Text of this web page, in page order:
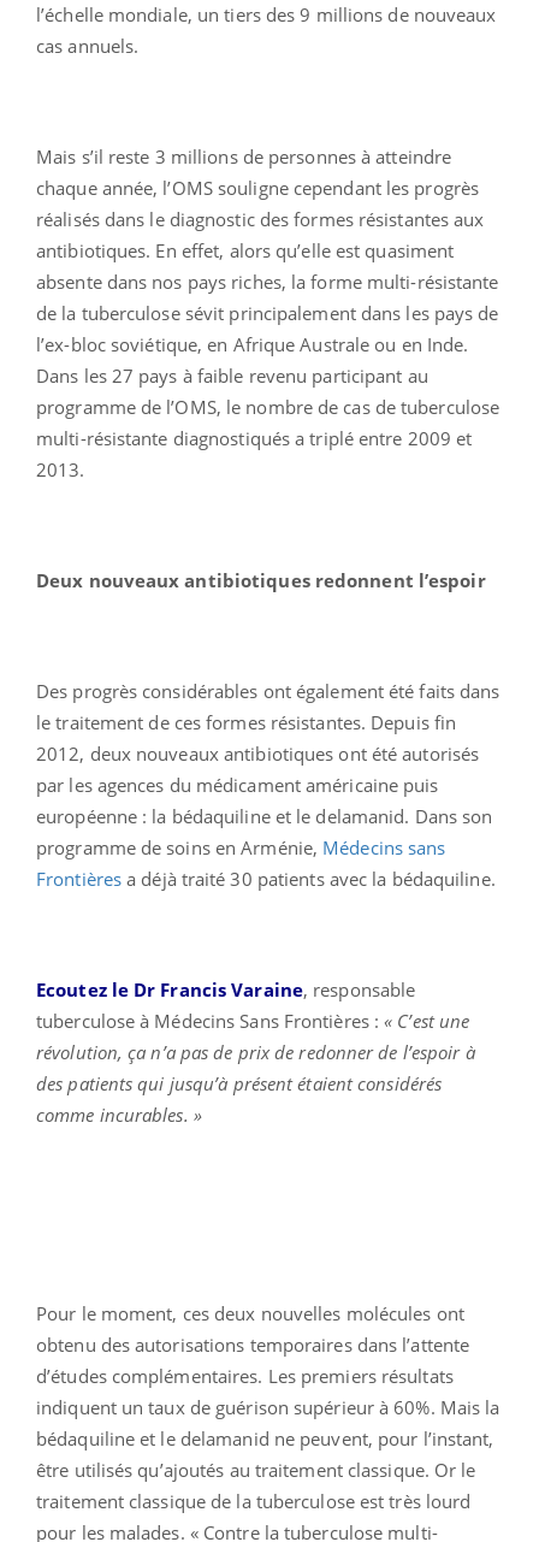
l’échelle mondiale, un tiers des 9 millions de nouveaux
cas annuels.
Mais s’il reste 3 millions de personnes à atteindre
chaque année, l’OMS souligne cependant les progrès
réalisés dans le diagnostic des formes résistantes aux
antibiotiques. En effet, alors qu’elle est quasiment
absente dans nos pays riches, la forme multi-résistante
de la tuberculose sévit principalement dans les pays de
l’ex-bloc soviétique, en Afrique Australe ou en Inde.
Dans les 27 pays à faible revenu participant au
programme de l’OMS, le nombre de cas de tuberculose
multi-résistante diagnostiqués a triplé entre 2009 et
2013.
Deux nouveaux antibiotiques redonnent l’espoir
Des progrès considérables ont également été faits dans
le traitement de ces formes résistantes. Depuis fin
2012, deux nouveaux antibiotiques ont été autorisés
par les agences du médicament américaine puis
européenne : la bédaquiline et le delamanid. Dans son
programme de soins en Arménie, Médecins sans
Frontières a déjà traité 30 patients avec la bédaquiline.
Ecoutez le Dr Francis Varaine, responsable
tuberculose à Médecins Sans Frontières :« C’est une
révolution, ça n’a pas de prix de redonner de l’espoir à
des patients qui jusqu’à présent étaient considérés
comme incurables. »
Pour le moment, ces deux nouvelles molécules ont
obtenu des autorisations temporaires dans l’attente
d’études complémentaires. Les premiers résultats
indiquent un taux de guérison supérieur à 60%. Mais la
bédaquiline et le delamanid ne peuvent, pour l’instant,
être utilisés qu’ajoutés au traitement classique. Or le
traitement classique de la tuberculose est très lourd
pour les malades. « Contre la tuberculose multi-